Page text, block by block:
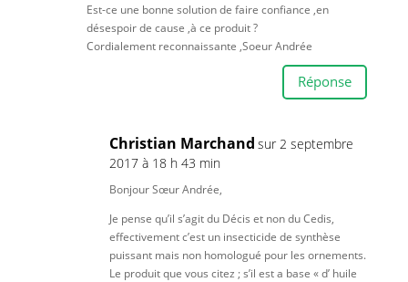
Est-ce une bonne solution de faire confiance ,en
désespoir de cause ,à ce produit ?
Cordialement reconnaissante ,Soeur Andrée
Réponse
Christian Marchand sur 2 septembre
2017 à 18 h 43 min
Bonjour Sœur Andrée,
Je pense qu’il s’agit du Décis et non du Cedis,
effectivement c’est un insecticide de synthèse
puissant mais non homologué pour les ornements.
Le produit que vous citez ; s’il est a base « d’ huile